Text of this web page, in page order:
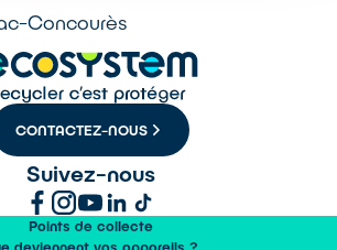
Concourès
CONTACTEZ-NOUS
Suivez-nous
Points de collecte